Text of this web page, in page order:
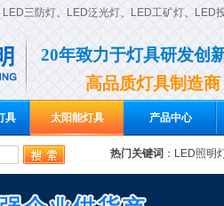
LED三防灯、 LED泛光灯、 LED工矿灯、 LED
20年致力于灯具研发创
高品质灯具制造商
具 太阳能灯具 产品中心
热门关键词 ： LED照明